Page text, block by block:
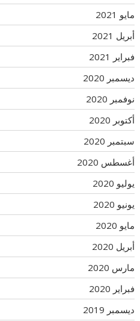
مايو 2021
أبريل 2021
فبراير 2021
ديسمبر 2020
نوفمبر 2020
أكتوبر 2020
سبتمبر 2020
أغسطس 2020
يوليو 2020
يونيو 2020
مايو 2020
أبريل 2020
مارس 2020
فبراير 2020
ديسمبر 2019